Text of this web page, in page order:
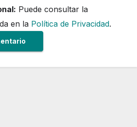
Puede consultar la
en la Política de Privacidad.